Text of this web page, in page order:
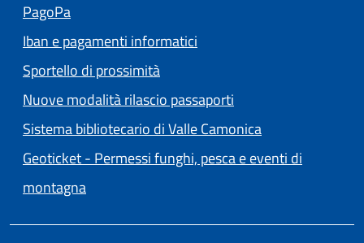
PagoPa
Iban e pagamenti informatici
Sportello di prossimità
Nuove modalità rilascio passaporti
Sistema bibliotecario di Valle Camonica
Geoticket - Permessi funghi, pesca e eventi di
montagna